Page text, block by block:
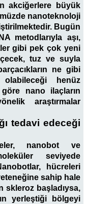
akciğerlere büyük
nanoteknoloji
Bugün
metodlarıyla aşı,
gibi pek çok yeni
tuz ve suyla
ne gibi
henüz
nano ilaçların
araştırmalar
tedavi edeceği
nanobot ve
seviyede
hücreleri
sahip hale
skleroz başladıysa,
yerleştiği bölgeyi